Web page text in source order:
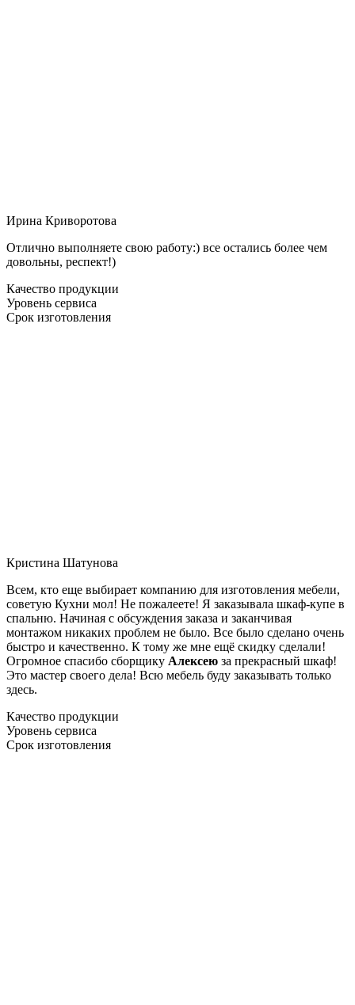
Ирина Криворотова
Отлично выполняете свою работу:) все остались более чем
довольны, респект!)
Качество продукции
Уровень сервиса
Срок изготовления
Кристина Шатунова
Всем, кто еще выбирает компанию для изготовления мебели,
советую Кухни мол! Не пожалеете! Я заказывала шкаф-купе в
спальню. Начиная с обсуждения заказа и заканчивая
монтажом никаких проблем не было. Все было сделано очень
быстро и качественно. К тому же мне ещё скидку сделали!
Огромное спасибо сборщику Алексею за прекрасный шкаф!
Это мастер своего дела! Всю мебель буду заказывать только
здесь.
Качество продукции
Уровень сервиса
Срок изготовления